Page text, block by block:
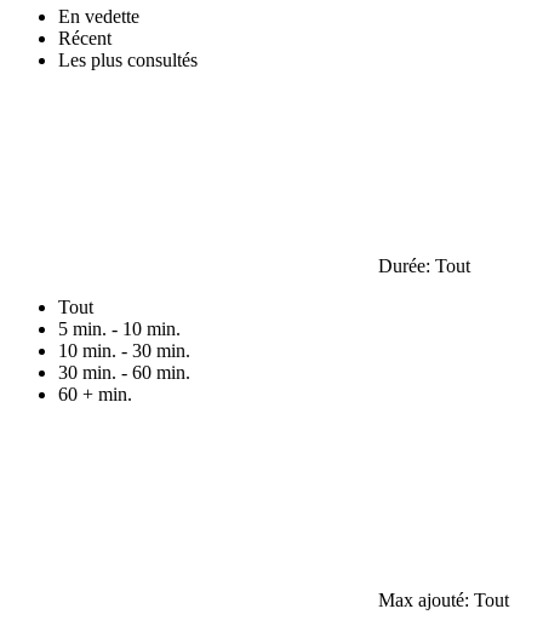
En vedette
Récent
Les plus consultés
Durée: Tout
Tout
5 min. - 10 min.
10 min. - 30 min.
30 min. - 60 min.
60 + min.
Max ajouté: Tout